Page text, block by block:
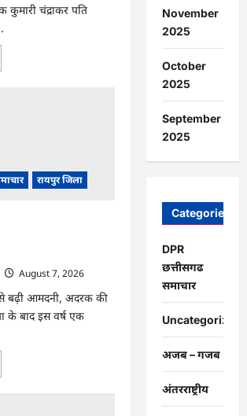
कुमारी चंद्राकर पति
रायपुर जिला
August 7, 2026
बढ़ी आमदनी, अदरक की
के बाद इस वर्ष एक
November
2025
October
2025
September
2025
Categories
DPR
छत्तीसगढ
समाचार
Uncategorized
अजब – गजब
अंतरराष्ट्रीय